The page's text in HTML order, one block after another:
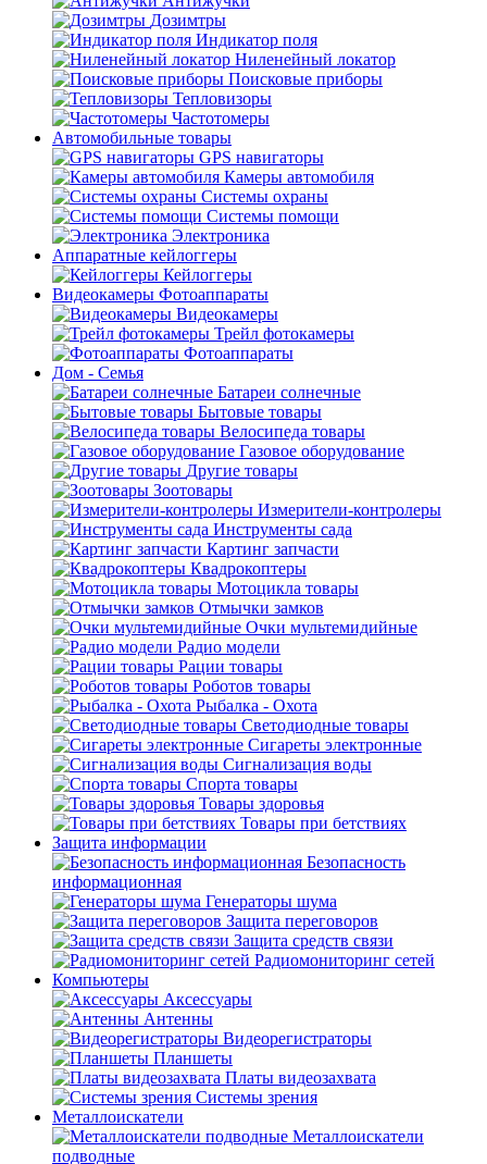
Дозимтры
Индикатор поля
Ниленейный локатор
Поисковые приборы
Тепловизоры
Частотомеры
Автомобильные товары
GPS навигаторы
Камеры автомобиля
Системы охраны
Системы помощи
Электроника
Аппаратные кейлоггеры
Кейлоггеры
Видеокамеры Фотоаппараты
Видеокамеры
Трейл фотокамеры
Фотоаппараты
Дом - Семья
Батареи солнечные
Бытовые товары
Велосипеда товары
Газовое оборудование
Другие товары
Зоотовары
Измерители-контролеры
Инструменты сада
Картинг запчасти
Квадрокоптеры
Мотоцикла товары
Отмычки замков
Очки мультемидийные
Радио модели
Рации товары
Роботов товары
Рыбалка - Охота
Светодиодные товары
Сигареты электронные
Сигнализация воды
Спорта товары
Товары здоровья
Товары при бетствиях
Защита информации
Безопасность
информационная
Генераторы шума
Защита переговоров
Защита средств связи
Радиомониторинг сетей
Компьютеры
Аксессуары
Антенны
Видеорегистраторы
Планшеты
Платы видеозахвата
Системы зрения
Металлоискатели
Металлоискатели
подводные